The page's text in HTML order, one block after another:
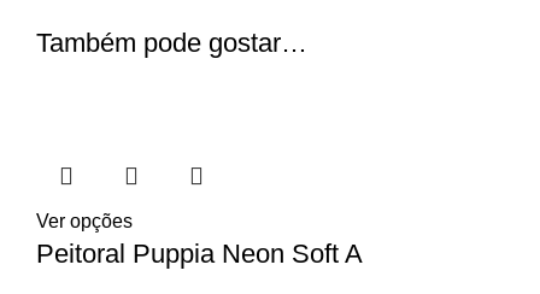
Também pode gostar…
Ver opções
Peitoral Puppia Neon Soft A